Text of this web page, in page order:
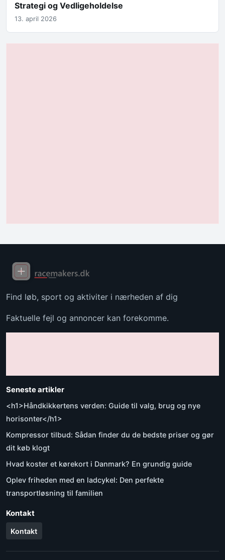
Strategi og Vedligeholdelse
13. april 2026
Find løb, sport og aktiviter i nærheden af dig
Faktuelle fejl og annoncer kan forekomme.
Seneste artikler
<h1>Håndkikkertens verden: Guide til valg, brug og nye
horisonter</h1>
Kompressor tilbud: Sådan finder du de bedste priser og gør
dit køb klogt
Hvad koster et kørekort i Danmark? En grundig guide
Oplev friheden med en ladcykel: Den perfekte
transportløsning til familien
Kontakt
Kontakt